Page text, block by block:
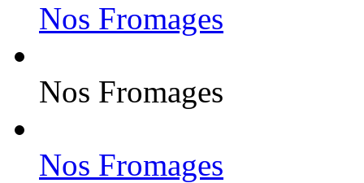
Nos Fromages
Nos Fromages
Nos Fromages